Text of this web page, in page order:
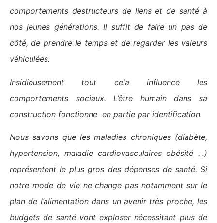
comportements destructeurs de liens et de santé à
nos jeunes générations. Il suffit de faire un pas de
côté, de prendre le temps et de regarder les valeurs
véhiculées.
Insidieusement tout cela influence les
comportements sociaux. L’être humain dans sa
construction fonctionne en partie par identification.
Nous savons que les maladies chroniques (diabète,
hypertension, maladie cardiovasculaires obésité …)
représentent le plus gros des dépenses de santé. Si
notre mode de vie ne change pas notamment sur le
plan de l’alimentation dans un avenir très proche, les
budgets de santé vontexplosernécessitant plus de